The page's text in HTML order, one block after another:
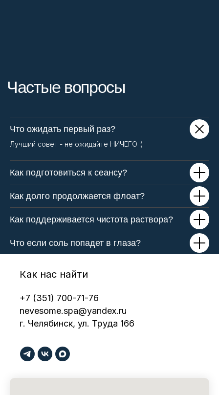
Что ожидать первый раз?
Лучший совет - не ожидайте НИЧЕГО :)
Как подготовиться к сеансу?
Как долго продолжается флоат?
Как поддерживается чистота раствора?
Что если соль попадет в глаза?
Как нас найти
+7 (351) 700-71-76
nevesome.spa@yandex.ru
г. Челябинск, ул. Труда 166